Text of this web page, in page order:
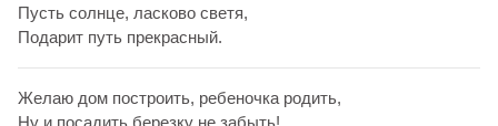
Пусть солнце, ласково светя,
Подарит путь прекрасный.
Желаю дом построить, ребеночка родить,
Ну и посадить березку не забыть!